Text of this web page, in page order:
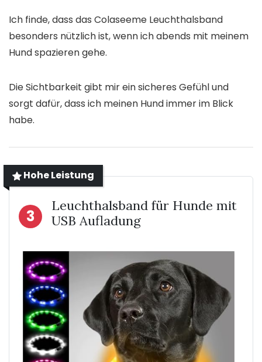
Ich finde, dass das Colaseeme Leuchthalsband
besonders nützlich ist, wenn ich abends mit meinem
Hund spazieren gehe.
Die Sichtbarkeit gibt mir ein sicheres Gefühl und
sorgt dafür, dass ich meinen Hund immer im Blick
habe.
Hohe Leistung
3
Leuchthalsband für Hunde mit
USB Aufladung